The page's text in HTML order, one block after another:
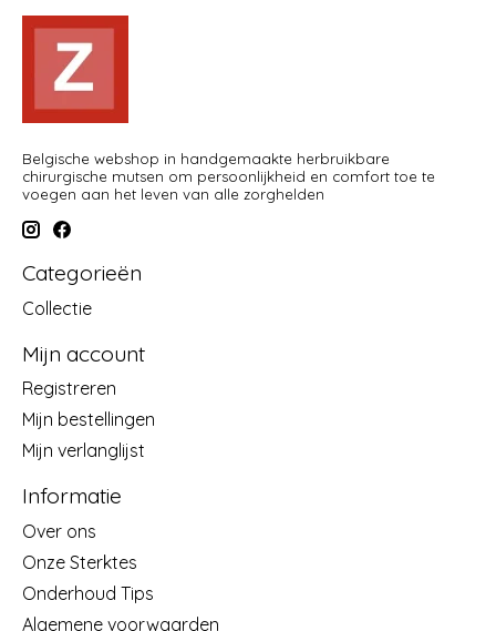
Belgische webshop in handgemaakte herbruikbare
chirurgische mutsen om persoonlijkheid en comfort toe te
voegen aan het leven van alle zorghelden
Categorieën
Collectie
Mijn account
Registreren
Mijn bestellingen
Mijn verlanglijst
Informatie
Over ons
Onze Sterktes
Onderhoud Tips
Algemene voorwaarden